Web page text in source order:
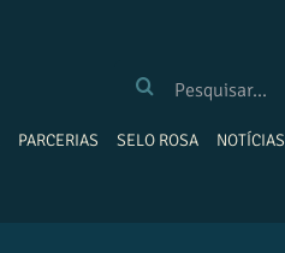
RESULTADOS
PARCERIAS SELO ROSA NOTÍCIAS